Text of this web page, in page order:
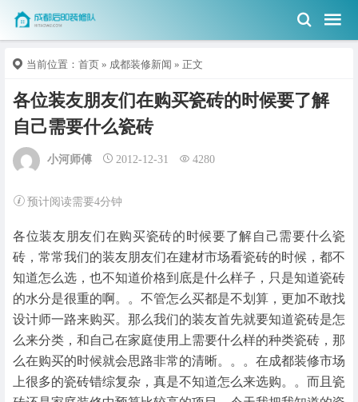
当前位置： 首页 » 成都装修新闻 » 正文
各位装友朋友们在购买瓷砖的时候要了解
自己需要什么瓷砖
小河师傅 2012-12-31 4280
预计阅读需要4分钟
各位装友朋友们在购买瓷砖的时候要了解自己需要什么瓷
砖，常常我们的装友朋友们在建材市场看瓷砖的时候，都不
知道怎么选，也不知道价格到底是什么样子，只是知道瓷砖
的水分是很重的啊。。不管怎么买都是不划算，更加不敢找
设计师一路来购买。那么我们的装友首先就要知道瓷砖是怎
么来分类，和自己在家庭使用上需要什么样的种类瓷砖，那
么在购买的时候就会思路非常的清晰。。。在成都装修市场
上很多的瓷砖错综复杂，真是不知道怎么来选购。。而且瓷